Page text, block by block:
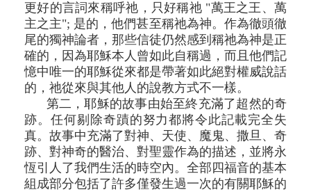
更好的言詞來稱呼祂，只好稱祂 "萬王之王、萬
主之主"; 是的，他們甚至稱祂為神。作為徹頭徹
尾的獨神論者，那些信徒仍然感到稱祂為神是正
確的，因為耶穌本人曾如此自稱過，而且他們記
憶中唯一的耶穌從來都是帶著如此絕對權威說話
的，祂從來與其他人的說教方式不一樣。
第二，耶穌的故事由始至終充滿了超然的奇
跡。任何剔除奇蹟的努力都將令此記載完全失
真。故事中充滿了對神、天使、魔鬼、撒旦、奇
跡、對神奇的醫治、對聖靈作為的描述，並將永
恆引人了我們生活的時空內。全部四福音的基本
組成部分包括了許多僅發生過一次的有關耶穌的